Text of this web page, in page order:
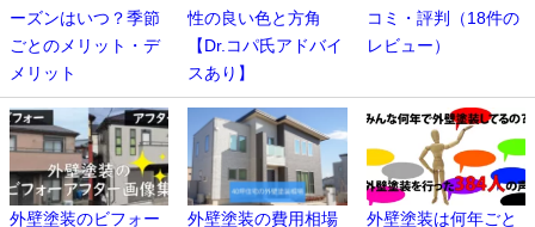
ーズンはいつ？季節
ごとのメリット・デ
メリット
性の良い色と方角
【Dr.コパ氏アドバイ
スあり】
コミ・評判（18件の
レビュー）
外壁塗装のビフォー 外壁塗装の費用相場 外壁塗装は何年ごと